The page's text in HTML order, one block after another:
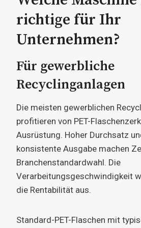
richtige für Ihr
Unternehmen?
Für gewerbliche
Recyclinganlagen
Die meisten gewerblichen
profitieren von PET-
Ausrüstung. Hoher Durchsatz
konsistente Ausgabe machen
Branchenstandardwahl. Die
Verarbeitungsgeschwindigkeit
die Rentabilität aus.
Standard-PET-Flaschen mit